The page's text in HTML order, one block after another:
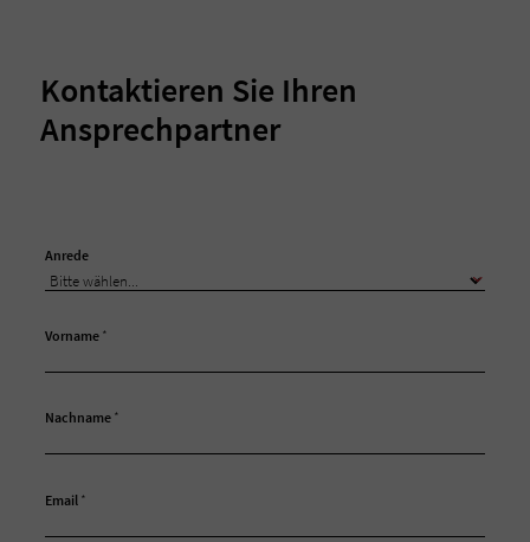
Kontaktieren Sie Ihren
Ansprechpartner
Anrede
Vorname *
Nachname *
Email *